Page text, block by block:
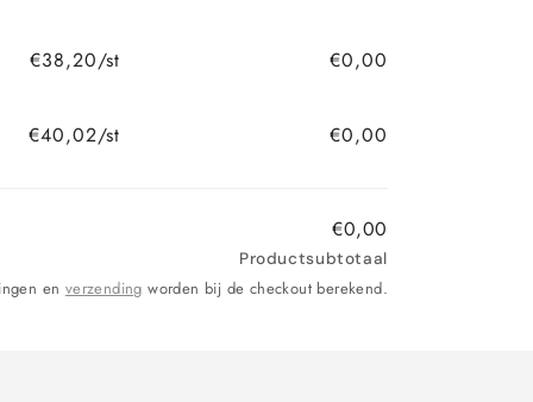
€38,20/st €0,00
€40,02/st
€0,00
€0,00
Productsubtotaal
en verzending worden bij de checkout berekend.